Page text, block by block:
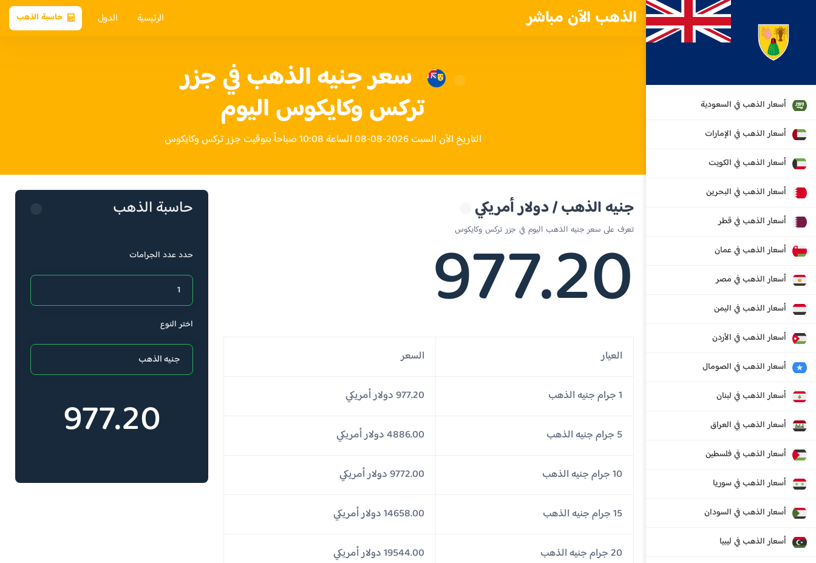
الذهب الآن مباشر الرئيسية الدول حاسبة الذهب
أسعار الذهب في السعودية
أسعار الذهب في الإمارات
أسعار الذهب في الكويت
أسعار الذهب في البحرين
أسعار الذهب في قطر
أسعار الذهب في عمان
أسعار الذهب في مصر
أسعار الذهب في اليمن
أسعار الذهب في الأردن
أسعار الذهب في الصومال
أسعار الذهب في لبنان
أسعار الذهب في العراق
أسعار الذهب في فلسطين
أسعار الذهب في سوريا
أسعار الذهب في السودان
أسعار الذهب في ليبيا
سعر جنيه الذهب في جزر
تركس وكايكوس اليوم
التاريخ الآن السبت 2026-08-08 الساعة 10:08 صباحاً بتوقيت جزر تركس وكايكوس
جنيه الذهب / دولار أمريكي
تعرف على سعر جنيه الذهب اليوم في جزر تركس وكايكوس
977.20
العيار السعر
1 جرام جنيه الذهب 977.20 دولار أمريكي
5 جرام جنيه الذهب 4886.00 دولار أمريكي
10 جرام جنيه الذهب 9772.00 دولار أمريكي
15 جرام جنيه الذهب 14658.00 دولار أمريكي
20 جرام جنيه الذهب 19544.00 دولار أمريكي
حاسبة الذهب
حدد عدد الجرامات
اختر النوع
977.20